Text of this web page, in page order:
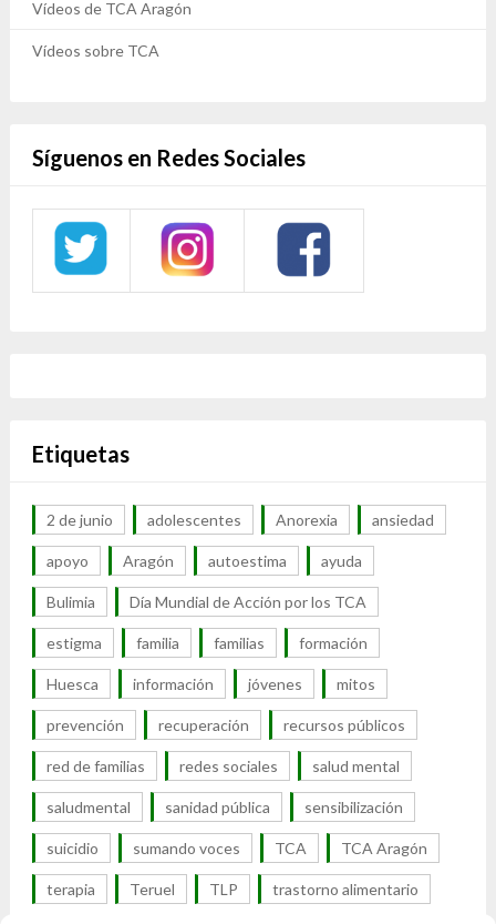
Vídeos de TCA Aragón
Vídeos sobre TCA
Síguenos en Redes Sociales
Etiquetas
2 de junio adolescentes Anorexia ansiedad
apoyo Aragón autoestima ayuda
Bulimia Día Mundial de Acción por los TCA
estigma familia familias formación
Huesca información jóvenes mitos
prevención recuperación recursos públicos
red de familias redes sociales salud mental
saludmental sanidad pública sensibilización
suicidio sumando voces TCA TCA Aragón
terapia Teruel TLP trastorno alimentario